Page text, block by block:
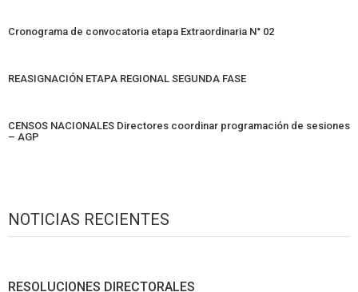
Cronograma de convocatoria etapa Extraordinaria N° 02
REASIGNACIÓN ETAPA REGIONAL SEGUNDA FASE
CENSOS NACIONALES Directores coordinar programación de sesiones
– AGP
NOTICIAS RECIENTES
RESOLUCIONES DIRECTORALES